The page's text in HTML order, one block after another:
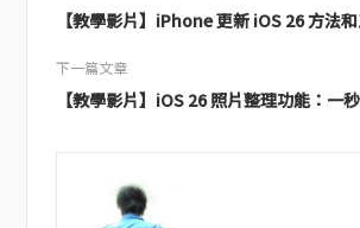
【教學影片】iPhone 更新 iOS 26 方法
下一篇文章
【教學影片】iOS 26 照片整理功能：一